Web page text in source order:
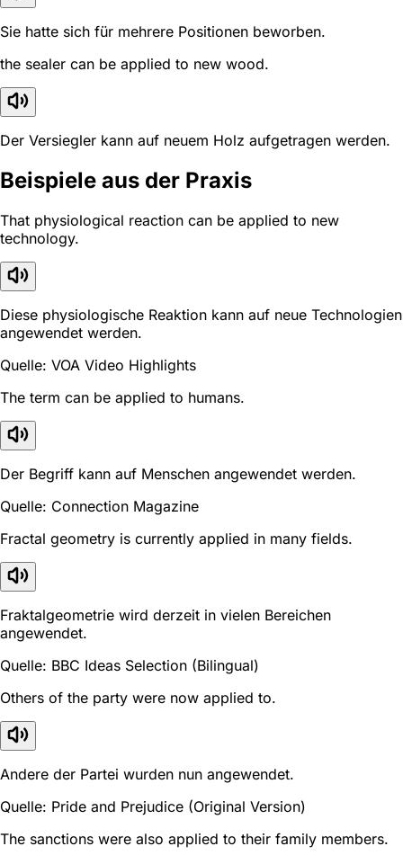
Sie hatte sich für mehrere Positionen beworben.
the sealer can be applied to new wood.
Der Versiegler kann auf neuem Holz aufgetragen werden.
Beispiele aus der Praxis
That physiological reaction can be applied to new
technology.
Diese physiologische Reaktion kann auf neue Technologien
angewendet werden.
Quelle: VOA Video Highlights
The term can be applied to humans.
Der Begriff kann auf Menschen angewendet werden.
Quelle: Connection Magazine
Fractal geometry is currently applied in many fields.
Fraktalgeometrie wird derzeit in vielen Bereichen
angewendet.
Quelle: BBC Ideas Selection (Bilingual)
Others of the party were now applied to.
Andere der Partei wurden nun angewendet.
Quelle: Pride and Prejudice (Original Version)
The sanctions were also applied to their family members.